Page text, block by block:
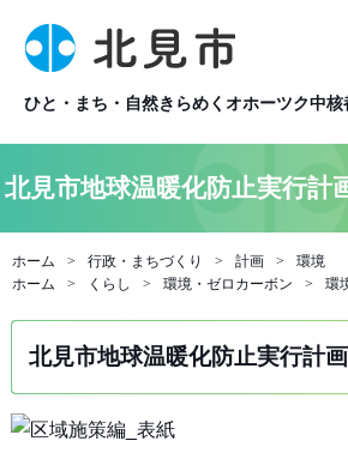
ひと・まち・自然きらめくオホーツク中核
北見市地球温暖化防止実行計
ホーム 行政・まちづくり 計画
環境
ホーム
くらし 環境・ゼロカーボン 環
北見市地球温暖化防止実行計画